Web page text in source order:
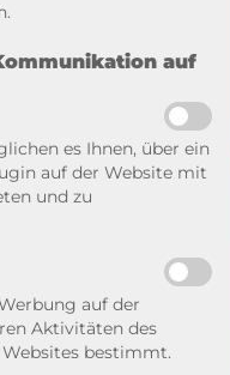
auf
es Ihnen, über ein
auf der Website mit
und zu
auf der
Aktivitäten des
bestimmt.